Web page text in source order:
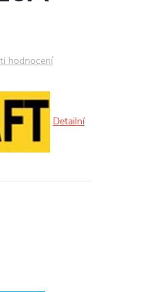
hodnocení
Detailní